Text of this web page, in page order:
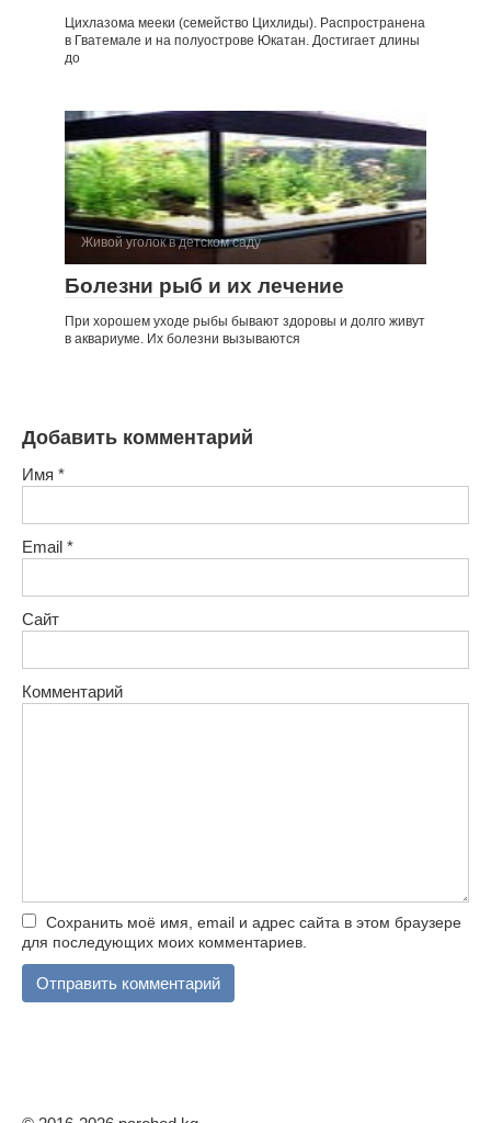
Цихлазома мееки (семейство Цихлиды). Распространена
в Гватемале и на полуострове Юкатан. Достигает длины
до
Живой уголок в детском саду
Болезни рыб и их лечение
При хорошем уходе рыбы бывают здоровы и долго живут
в аквариуме. Их болезни вызываются
Добавить комментарий
Имя *
Email *
Сайт
Комментарий
Сохранить моё имя, email и адрес сайта в этом браузере
для последующих моих комментариев.